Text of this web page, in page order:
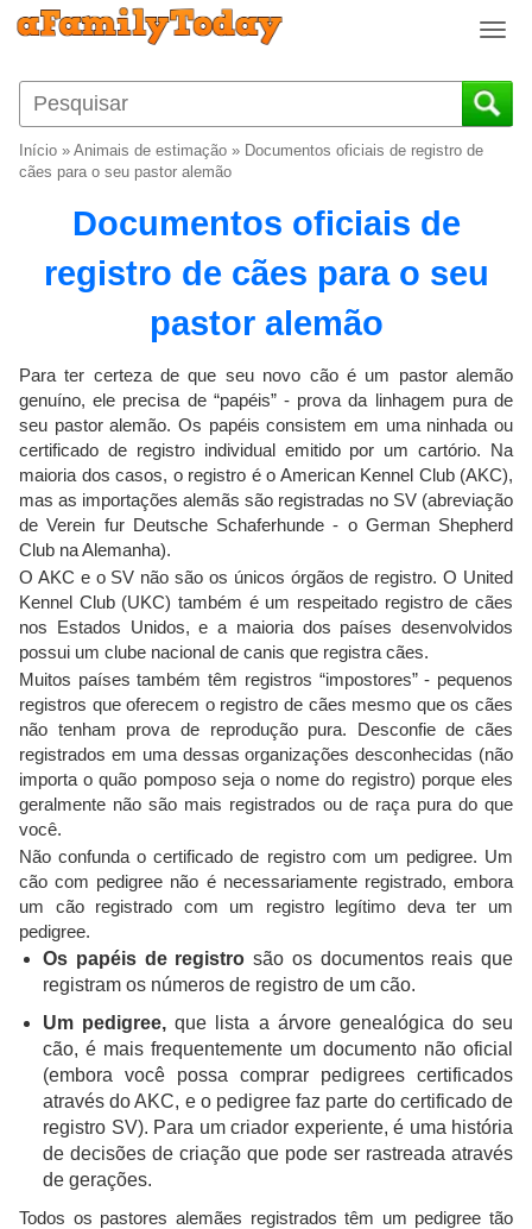
T
g
g
i
o
n
Início » Animais de estimação » Documentos oficiais de registro de
cães para o seu pastor alemão
Documentos oficiais de
registro de cães para o seu
pastor alemão
Para ter certeza de que seu novo cão é um pastor alemão
genuíno, ele precisa de “papéis” - prova da linhagem pura de
seu pastor alemão. Os papéis consistem em uma ninhada ou
certificado de registro individual emitido por um cartório. Na
maioria dos casos, o registro é o American Kennel Club (AKC),
mas as importações alemãs são registradas no SV (abreviação
de Verein fur Deutsche Schaferhunde - o German Shepherd
Club na Alemanha).
O AKC e o SV não são os únicos órgãos de registro. O United
Kennel Club (UKC) também é um respeitado registro de cães
nos Estados Unidos, e a maioria dos países desenvolvidos
possui um clube nacional de canis que registra cães.
Muitos países também têm registros “impostores” - pequenos
registros que oferecem o registro de cães mesmo que os cães
não tenham prova de reprodução pura. Desconfie de cães
registrados em uma dessas organizações desconhecidas (não
importa o quão pomposo seja o nome do registro) porque eles
geralmente não são mais registrados ou de raça pura do que
você.
Não confunda o certificado de registro com um pedigree. Um
cão com pedigree não é necessariamente registrado, embora
um cão registrado com um registro legítimo deva ter um
pedigree.
Os papéis de registro são os documentos reais que
registram os números de registro de um cão.
Um pedigree, que lista a árvore genealógica do seu
cão, é mais frequentemente um documento não oficial
(embora você possa comprar pedigrees certificados
através do AKC, e o pedigree faz parte do certificado de
registro SV). Para um criador experiente, é uma história
de decisões de criação que pode ser rastreada através
de gerações.
Todos os pastores alemães registrados têm um pedigree tão